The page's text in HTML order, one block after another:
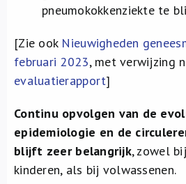
pneumokokkenziekte te
[Zie ook Nieuwigheden
februari 2023, met verwijzing
evaluatierapport]
Continu opvolgen van de
epidemiologie en de
blijft zeer belangrijk, zowel
kinderen, als bij volwassenen.